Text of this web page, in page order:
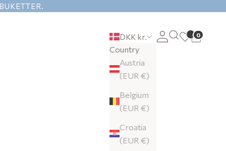
DKK kr.
Country
Austria
(EUR €)
Belgium
(EUR €)
Croatia
(EUR €)
LoginSearch
Cart
0